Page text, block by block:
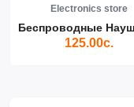
Electronics store
125.00с.